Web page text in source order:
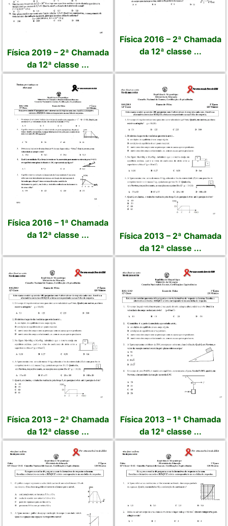
Física 2019 – 2ª Chamada
da 12ª classe ...
Física 2016 – 2ª Chamada
da 12ª classe ...
Física 2016 – 1ª Chamada
da 12ª classe ...
Física 2013 – 2ª Chamada
da 12ª classe ...
Física 2013 – 2ª Chamada
da 12ª classe ...
Física 2013 – 1ª Chamada
da 12ª classe ...